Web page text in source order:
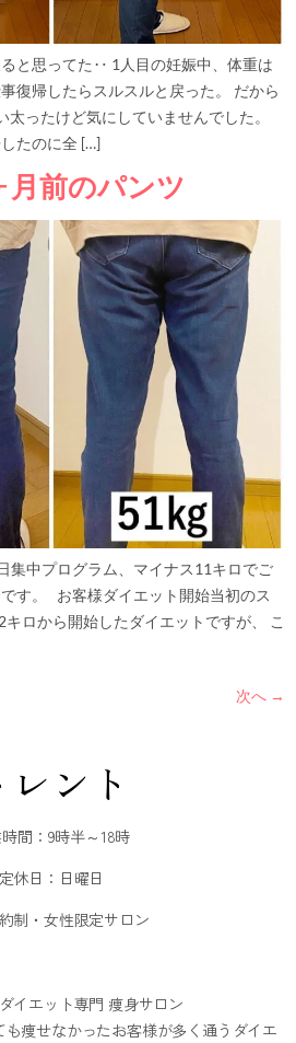
と思ってた‥ 1人目の妊娠中、体重は
復帰したらスルスルと戻った。 だから
ったけど気にしていませんでした。
たのに全 […]
月前のパンツ
集中プログラム、マイナス11キロでご
す。 お客様ダイエット開始当初のス
ロから開始したダイエットですが、 こ
次へ →
レント
間：9時半～18時
定休日：日曜日
制・女性限定サロン
イエット専門 痩身サロン
痩せなかったお客様が多く通うダイエ